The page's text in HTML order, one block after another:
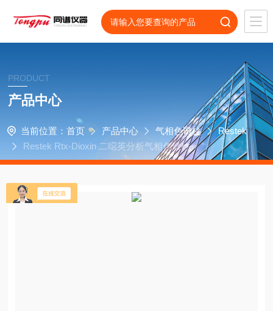
PRODUCT
产品中心
当前位置： 首页 产品中心 气相色谱柱
Restek
Restek Rtx-Dioxin 二噁英分析气相色谱柱